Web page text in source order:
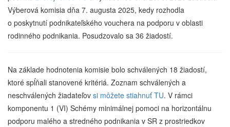
Výberová komisia dňa 7. augusta 2025, kedy rozhodla
o poskytnutí podnikateľského vouchera na podporu v oblasti
rodinného podnikania. Posudzovalo sa 36 žiadostí.
Na základe hodnotenia komisie bolo schválených 18 žiadostí,
ktoré spĺňali stanovené kritériá. Zoznam schválených a
neschválených žiadateľov si môžete stiahnuť TU. V rámci
komponentu 1 (VI) Schémy minimálnej pomoci na horizontálnu
podporu malého a stredného podnikania v SR z prostriedkov